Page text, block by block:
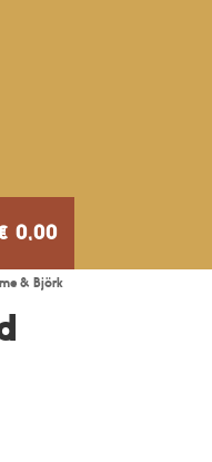
0,00
& Björk